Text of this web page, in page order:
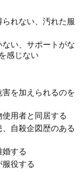
れない、汚れた服
ない、サポートがな
感じない
を加えられるのを
用者と同居する
自殺企図歴のある
婚する
服役する